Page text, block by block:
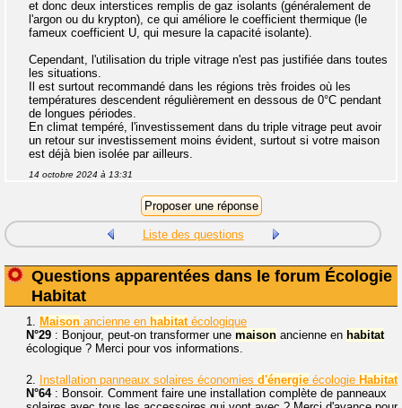
et donc deux interstices remplis de gaz isolants (généralement de
l'argon ou du krypton), ce qui améliore le coefficient thermique (le
fameux coefficient U, qui mesure la capacité isolante).
Cependant, l'utilisation du triple vitrage n'est pas justifiée dans toutes
les situations.
Il est surtout recommandé dans les régions très froides où les
températures descendent régulièrement en dessous de 0°C pendant
de longues périodes.
En climat tempéré, l'investissement dans du triple vitrage peut avoir
un retour sur investissement moins évident, surtout si votre maison
est déjà bien isolée par ailleurs.
14 octobre 2024 à 13:31
Liste des questions
Questions apparentées dans le forum Écologie
Habitat
1. Maison ancienne en habitatécologique
N°29 : Bonjour, peut-on transformer une maison ancienne en habitat
écologique ? Merci pour vos informations.
2. Installation panneaux solaires économies d'énergie écologie Habitat
N°64: Bonsoir. Comment faire une installation complète de panneaux